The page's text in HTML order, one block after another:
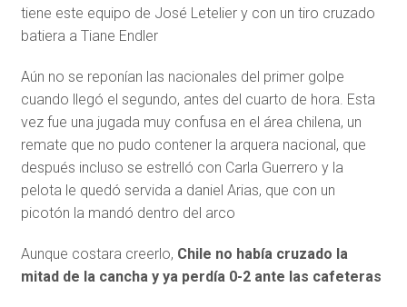
tiene este equipo de José Letelier y con un tiro cruzado
batiera a Tiane Endler
Aún no se reponían las nacionales del primer golpe
cuando llegó el segundo, antes del cuarto de hora. Esta
vez fue una jugada muy confusa en el área chilena, un
remate que no pudo contener la arquera nacional, que
después incluso se estrelló con Carla Guerrero y la
pelota le quedó servida a daniel Arias, que con un
picotón la mandó dentro del arco
Aunque costara creerlo, Chile no había cruzado la
mitad de la cancha y ya perdía 0-2 ante las cafeteras